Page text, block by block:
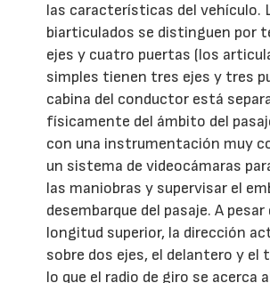
las características del vehículo.
biarticulados se distinguen por
ejes y cuatro puertas (los
simples tienen tres ejes y tres
cabina del conductor está
físicamente del ámbito del
con una instrumentación muy
un sistema de videocámaras
las maniobras y supervisar el
desembarque del pasaje. A pesar
longitud superior, la dirección
sobre dos ejes, el delantero y el
lo que el radio de giro se acerca